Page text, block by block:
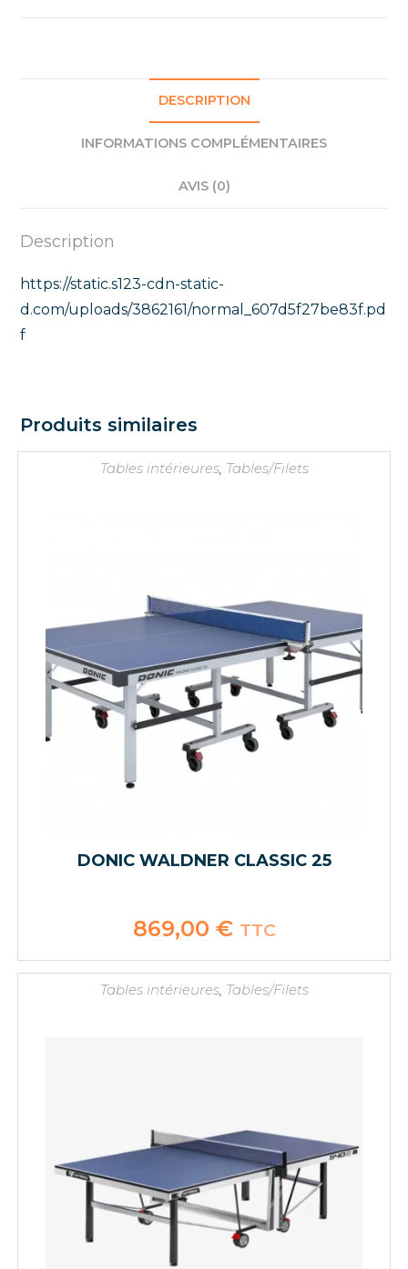
DESCRIPTION
INFORMATIONS COMPLÉMENTAIRES
AVIS (0)
Description
https://static.s123-cdn-static-
d.com/uploads/3862161/normal_607d5f27be83f.pd
f
Produits similaires
Tables intérieures, Tables/Filets
DONIC WALDNER CLASSIC 25
869,00 € TTC
Tables intérieures, Tables/Filets